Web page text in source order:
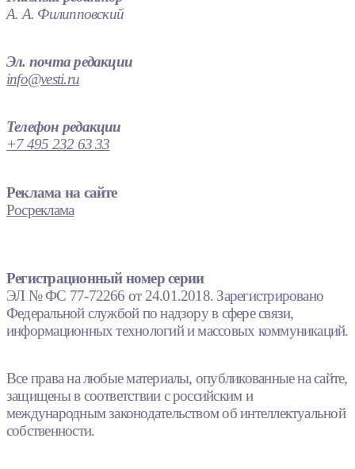
А. А. Филипповский
Эл. почта редакции
info@vesti.ru
Телефон редакции
+7 495 232 63 33
Реклама на сайте
Росреклама
Регистрационный номер серии
ЭЛ № ФС 77-72266 от 24.01.2018. Зарегистрировано
Федеральной службой по надзору в сфере связи,
информационных технологий и массовых коммуникаций.
Все права на любые материалы, опубликованные на сайте,
защищены в соответствии с российским и
международным законодательством об интеллектуальной
собственности.